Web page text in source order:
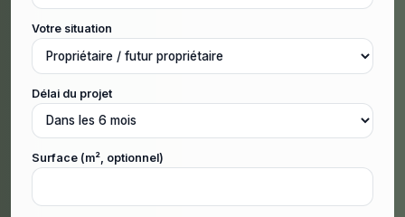
Votre situation
Délai du projet
Surface (m², optionnel)